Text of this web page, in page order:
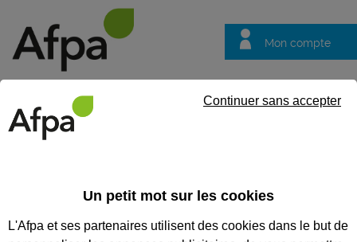
Mon compte
questions
TECHNICIEN DE
Un petit mot sur les cookies
L'Afpa et ses partenaires utilisent des cookies dans le but de
Continuer sans accepter